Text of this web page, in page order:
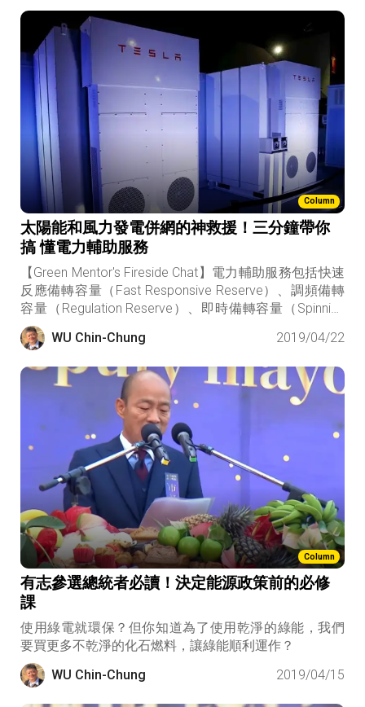
Column
太陽能和風力發電併網的神救援！三分鐘帶你
搞 懂電力輔助服務
【Green Mentor's Fireside Chat】電力輔助服務包括快速
反應備轉容量（Fast Responsive Reserve）、調頻備轉
容量（Regulation Reserve）、即時備轉容量（Spinning
Reserve）、補充備轉容量（Supplemental Reserve）四
種。翻成白話文的意思就是，當發電端或需求端突然有
WU Chin-Chung 2019/04/22
Column
有志參選總統者必讀！決定能源政策前的必修
課
使用綠電就環保？但你知道為了使用乾淨的綠能，我們
要買更多不乾淨的化石燃料，讓綠能順利運作？
WU Chin-Chung
2019/04/15